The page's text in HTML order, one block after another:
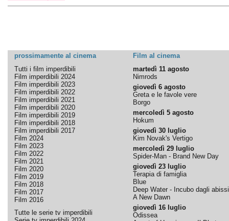
prossimamente al cinema
Film al cinema
Tutti i film imperdibili
Film imperdibili 2024
Film imperdibili 2023
Film imperdibili 2022
Film imperdibili 2021
Film imperdibili 2020
Film imperdibili 2019
Film imperdibili 2018
Film imperdibili 2017
Film 2024
Film 2023
Film 2022
Film 2021
Film 2020
Film 2019
Film 2018
Film 2017
Film 2016
Tutte le serie tv imperdibili
martedì 11 agosto
Nimrods
giovedì 6 agosto
Greta e le favole vere
Borgo
mercoledì 5 agosto
Hokum
giovedì 30 luglio
Kim Novak's Vertigo
mercoledì 29 luglio
Spider-Man - Brand New Day
giovedì 23 luglio
Terapia di famiglia
Blue
Deep Water - Incubo dagli abissi
A New Dawn
giovedì 16 luglio
Odissea